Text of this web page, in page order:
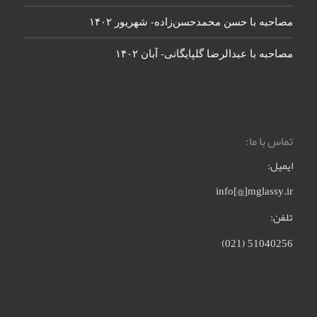
مصاحبه با حسن محمدحسن‌زاده- شهریور ۱۴۰۲
مصاحبه با عبدالرضا گلپایگانی- آبان ۱۴۰۲
تماس با ما:
ایمیل:
info[@]mglassy.ir
تلفن:
51040256 (021)